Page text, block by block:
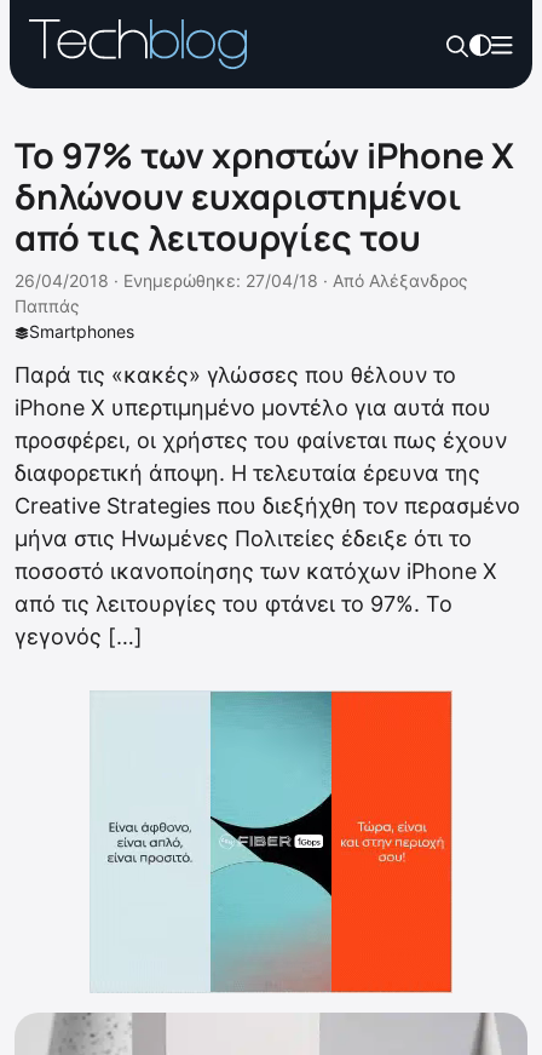
To 97% των χρηστών iPhone X
δηλώνουν ευχαριστημένοι
από τις λειτουργίες του
Smartphones
26/04/2018 · Ενημερώθηκε: 27/04/18 · Από Αλέξανδρος
Παππάς
Παρά τις «κακές» γλώσσες που θέλουν το
iPhone X υπερτιμημένο μοντέλο για αυτά που
προσφέρει, οι χρήστες του φαίνεται πως έχουν
διαφορετική άποψη. Η τελευταία έρευνα της
Creative Strategies που διεξήχθη τον περασμένο
μήνα στις Ηνωμένες Πολιτείες έδειξε ότι τo
ποσοστό ικανοποίησης των κατόχων iPhone X
από τις λειτουργίες του φτάνει το 97%. Το
γεγονός […]